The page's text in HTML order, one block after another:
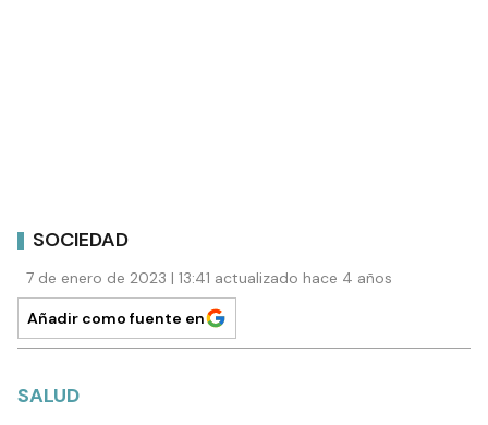
SOCIEDAD
7 de enero de 2023 | 13:41 actualizado hace 4 años
Añadir como fuente en
SALUD